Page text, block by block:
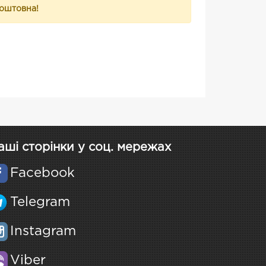
сторінки у соц. мережах
Facebook
Telegram
Instagram
Viber